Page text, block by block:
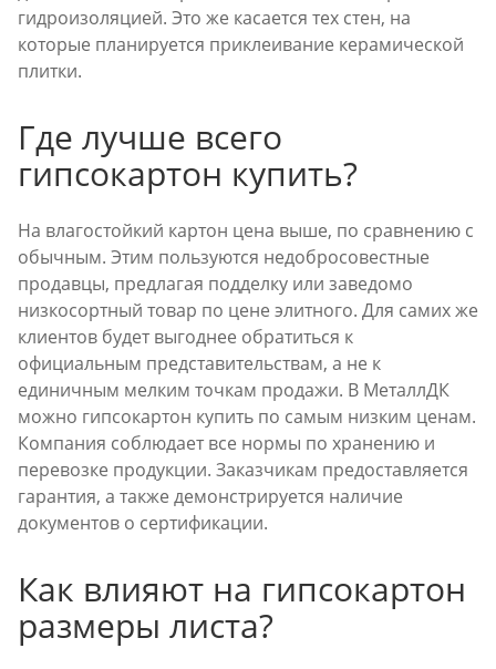
гидроизоляцией. Это же касается тех стен, на
которые планируется приклеивание керамической
плитки.
Где лучше всего
гипсокартон купить?
На влагостойкий картон цена выше, по сравнению с
обычным. Этим пользуются недобросовестные
продавцы, предлагая подделку или заведомо
низкосортный товар по цене элитного. Для самих же
клиентов будет выгоднее обратиться к
официальным представительствам, а не к
единичным мелким точкам продажи. В МеталлДК
можно гипсокартон купить по самым низким ценам.
Компания соблюдает все нормы по хранению и
перевозке продукции. Заказчикам предоставляется
гарантия, а также демонстрируется наличие
документов о сертификации.
Как влияют на гипсокартон
размеры листа?